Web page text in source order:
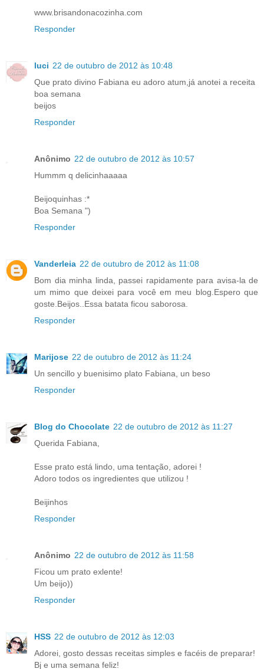
www.brisandonacozinha.com
Responder
luci 22 de outubro de 2012 às 10:48
Que prato divino Fabiana eu adoro atum,já anotei a receita
boa semana
beijos
Responder
Anônimo 22 de outubro de 2012 às 10:57
Hummm q delicinhaaaaa
Beijoquinhas :*
Boa Semana ")
Responder
Vanderleia 22 de outubro de 2012 às 11:08
Bom dia minha linda, passei rapidamente para avisa-la de
um mimo que deixei para você em meu blog.Espero que
goste.Beijos..Essa batata ficou saborosa.
Responder
Marijose 22 de outubro de 2012 às 11:24
Un sencillo y buenisimo plato Fabiana, un beso
Responder
Blog do Chocolate 22 de outubro de 2012 às 11:27
Querida Fabiana,
Esse prato está lindo, uma tentação, adorei !
Adoro todos os ingredientes que utilizou !
Beijinhos
Responder
Anônimo 22 de outubro de 2012 às 11:58
Ficou um prato exlente!
Um beijo))
Responder
HSS 22 de outubro de 2012 às 12:03
Adorei, gosto dessas receitas simples e facéis de preparar!
Bj e uma semana feliz!